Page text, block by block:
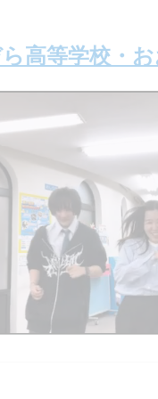
高等学校・